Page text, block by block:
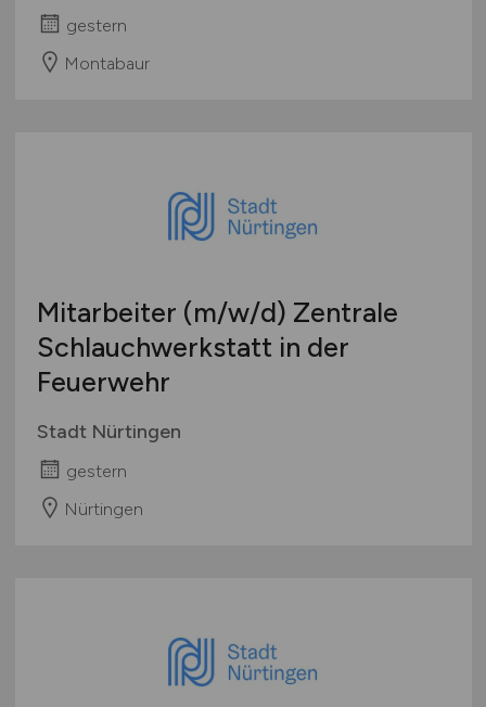
gestern
Montabaur
Mitarbeiter (m/w/d) Zentrale
Schlauchwerkstatt in der
Feuerwehr
Stadt Nürtingen
gestern
Nürtingen